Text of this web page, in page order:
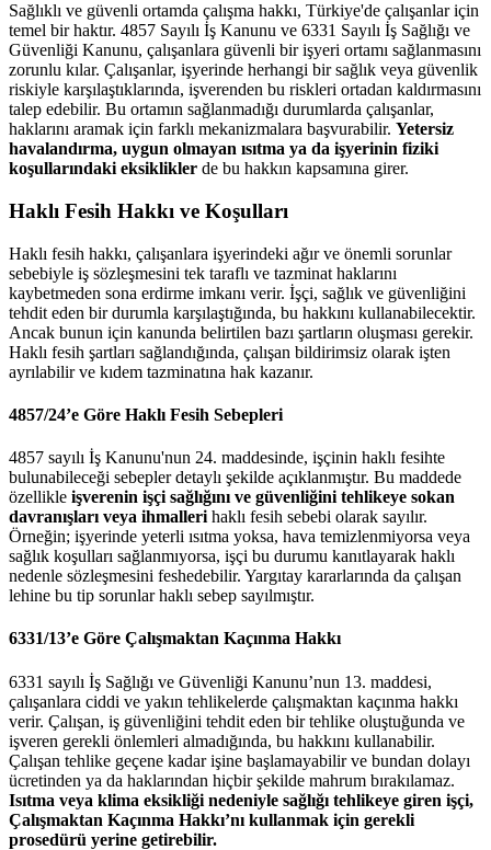
Sağlıklı ve güvenli ortamda çalışma hakkı, Türkiye'de çalışanlar için
temel bir haktır. 4857 Sayılı İş Kanunu ve 6331 Sayılı İş Sağlığı ve
Güvenliği Kanunu, çalışanlara güvenli bir işyeri ortamı sağlanmasını
zorunlu kılar. Çalışanlar, işyerinde herhangi bir sağlık veya güvenlik
riskiyle karşılaştıklarında, işverenden bu riskleri ortadan kaldırmasını
talep edebilir. Bu ortamın sağlanmadığı durumlarda çalışanlar,
haklarını aramak için farklı mekanizmalara başvurabilir. Yetersiz
havalandırma, uygun olmayan ısıtma ya da işyerinin fiziki
koşullarındaki eksiklikler de bu hakkın kapsamına girer.
Haklı Fesih Hakkı ve Koşulları
Haklı fesih hakkı, çalışanlara işyerindeki ağır ve önemli sorunlar
sebebiyle iş sözleşmesini tek taraflı ve tazminat haklarını
kaybetmeden sona erdirme imkanı verir. İşçi, sağlık ve güvenliğini
tehdit eden bir durumla karşılaştığında, bu hakkını kullanabilecektir.
Ancak bunun için kanunda belirtilen bazı şartların oluşması gerekir.
Haklı fesih şartları sağlandığında, çalışan bildirimsiz olarak işten
ayrılabilir ve kıdem tazminatına hak kazanır.
4857/24’e Göre Haklı Fesih Sebepleri
4857 sayılı İş Kanunu'nun 24. maddesinde, işçinin haklı fesihte
bulunabileceği sebepler detaylı şekilde açıklanmıştır. Bu maddede
özellikle işverenin işçi sağlığını ve güvenliğini tehlikeye sokan
davranışları veya ihmalleri haklı fesih sebebi olarak sayılır.
Örneğin; işyerinde yeterli ısıtma yoksa, hava temizlenmiyorsa veya
sağlık koşulları sağlanmıyorsa, işçi bu durumu kanıtlayarak haklı
nedenle sözleşmesini feshedebilir. Yargıtay kararlarında da çalışan
lehine bu tip sorunlar haklı sebep sayılmıştır.
6331/13’e Göre Çalışmaktan Kaçınma Hakkı
6331 sayılı İş Sağlığı ve Güvenliği Kanunu’nun 13. maddesi,
çalışanlara ciddi ve yakın tehlikelerde çalışmaktan kaçınma hakkı
verir. Çalışan, iş güvenliğini tehdit eden bir tehlike oluştuğunda ve
işveren gerekli önlemleri almadığında, bu hakkını kullanabilir.
Çalışan tehlike geçene kadar işine başlamayabilir ve bundan dolayı
ücretinden ya da haklarından hiçbir şekilde mahrum bırakılamaz.
Isıtma veya klima eksikliği nedeniyle sağlığı tehlikeye giren işçi,
Çalışmaktan Kaçınma Hakkı’nı kullanmak için gerekli
prosedürü yerine getirebilir.